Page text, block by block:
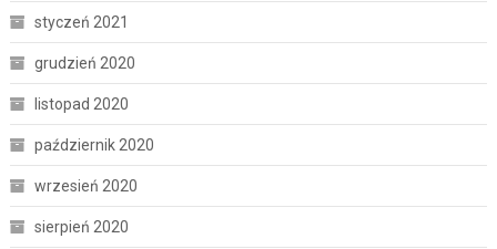
styczeń 2021
grudzień 2020
listopad 2020
październik 2020
wrzesień 2020
sierpień 2020